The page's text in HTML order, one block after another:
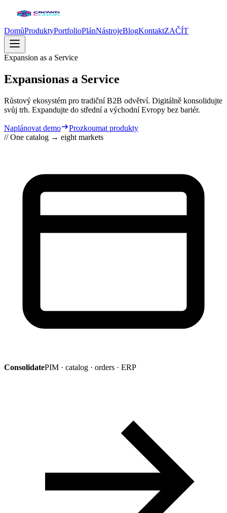
DomůProduktyPortfolioPlánNástrojeBlogKontaktZAČÍT
Expansion as a Service
Expansionas a Service
Růstový ekosystém pro tradiční B2B odvětví. Digitálně konsolidujte
svůj trh. Expandujte do střední a východní Evropy bez bariér.
Naplánovat demo
Prozkoumat produkty
// One catalog → eight markets
ConsolidatePIM · catalog · orders · ERP